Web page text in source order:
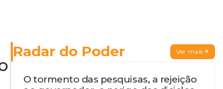
Radar do Poder Ver mais
O tormento das pesquisas, a rejeição